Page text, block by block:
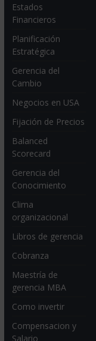
Estados
Financieros
Planificación
Estratégica
Gerencia del
Cambio
Negocios en USA
Fijación de Precios
Balanced
Scorecard
Gerencia del
Conocimiento
Clima
organizacional
Libros de gerencia
Cobranza
Maestría de
gerencia MBA
Como invertir
Compensacion y
Salario